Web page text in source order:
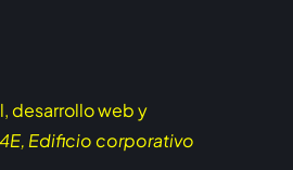
desarrollo web y
4E, Edificio corporativo